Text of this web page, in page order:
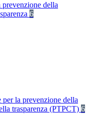
della
6
per la prevenzione della
trasparenza (PTPCT) 6